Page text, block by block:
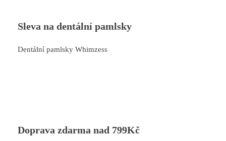
Sleva na dentální pamlsky
Dentální pamlsky Whimzess
Doprava zdarma nad 799Kč